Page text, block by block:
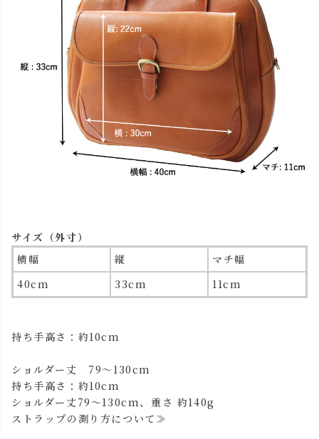
サイズ（外寸）
横幅
縦
マチ幅
40cm
33cm 11cm
持ち手高さ：約10cm
ショルダー丈 79～130cm
持ち手高さ：約10cm
ショルダー丈79～130cm、重さ 約140g
ストラップの測り方について≫